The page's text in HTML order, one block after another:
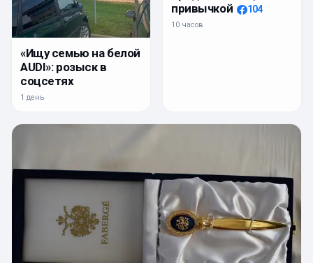
«Ищу семью на белой
AUDI»: розыск в
соцсетях
1 день
привычкой
104
10 часов